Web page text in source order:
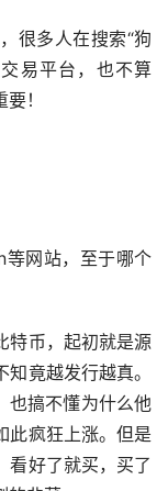
很多人在搜索“狗
易平台，也不算
！
等网站，至于哪个
特币，起初就是源
竟越发行越真。
也搞不懂为什么他
此疯狂上涨。但是
看好了就买，买了